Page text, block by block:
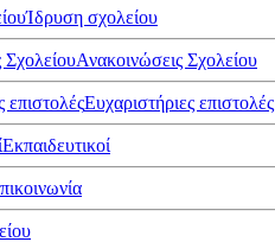
Ίδρυση σχολείου
Ανακοινώσεις Σχολείου
Ευχαριστήριες επιστολές
Εκπαιδευτικοί